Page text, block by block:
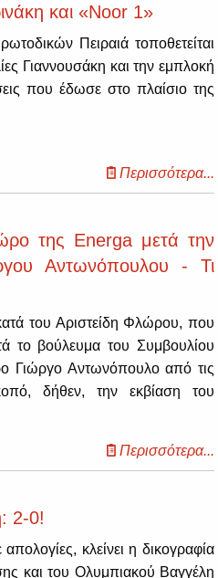
και «Noor 1»
Πειραιά τοποθετείται
Γιαννουσάκη και την εμπλοκή
που έδωσε στο πλαίσιο της
Περισσότερα...
της Energa μετά την
Αντωνόπουλου - Τι
του Αριστείδη Φλώρου, που
το βούλευμα του Συμβουλίου
Γιώργο Αντωνόπουλο από τις
δήθεν, την εκβίαση του
Περισσότερα...
2-0!
κλείνει η δικογραφία
και του Ολυμπιακού Βαγγέλη